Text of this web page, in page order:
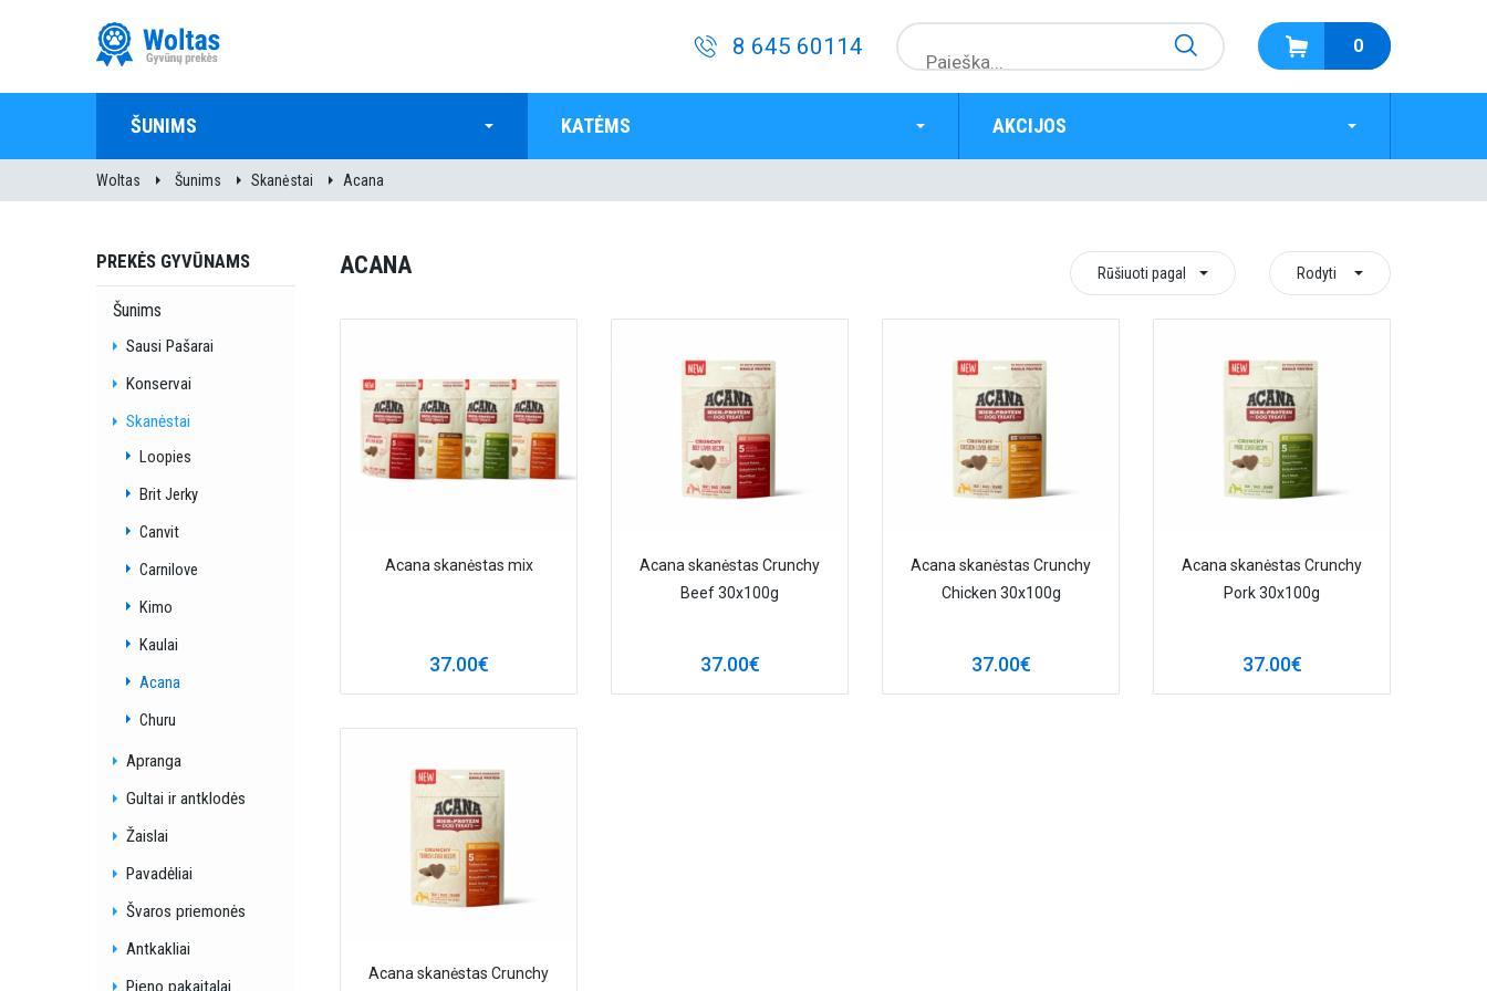
0
8 645 60114
ŠUNIMS KATĖMS AKCIJOS
Woltas Šunims Skanėstai Acana
ACANA
Acana skanėstas mix
37.00€
Acana skanėstas Crunchy
Beef 30x100g
37.00€
Acana skanėstas Crunchy
Chicken 30x100g
37.00€
Acana skanėstas Crunchy
Pork 30x100g
37.00€
Acana skanėstas Crunchy
PREKĖS GYVŪNAMS
Šunims
Sausi Pašarai
Konservai
Skanėstai
Loopies
Brit Jerky
Canvit
Carnilove
Kimo
Kaulai
Acana
Churu
Apranga
Gultai ir antklodės
Žaislai
Pavadėliai
Švaros priemonės
Antkakliai
Pieno pakaitalai